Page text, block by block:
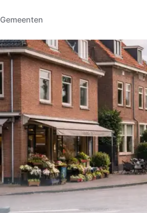
Gemeenten